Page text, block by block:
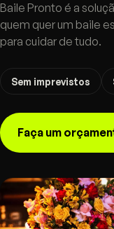
Baile Pronto é a
quem quer um baile
para cuidar de tudo.
Sem imprevistos
Faça um